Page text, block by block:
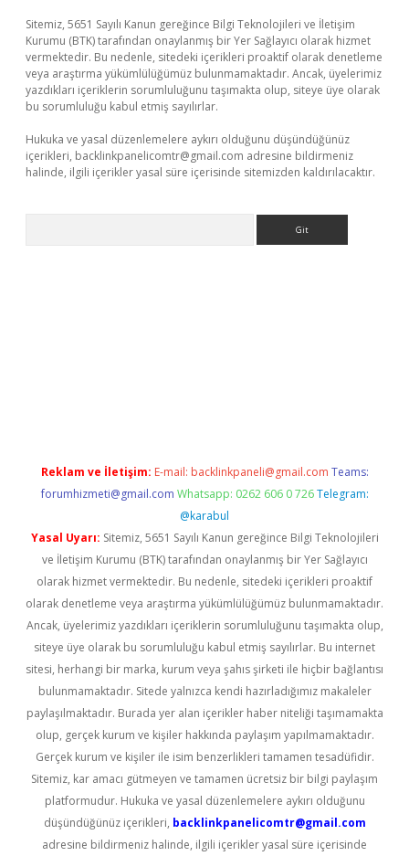
Sitemiz, 5651 Sayılı Kanun gereğince Bilgi Teknolojileri ve İletişim
Kurumu (BTK) tarafından onaylanmış bir Yer Sağlayıcı olarak hizmet
vermektedir. Bu nedenle, sitedeki içerikleri proaktif olarak denetleme
veya araştırma yükümlülüğümüz bulunmamaktadır. Ancak, üyelerimiz
yazdıkları içeriklerin sorumluluğunu taşımakta olup, siteye üye olarak
bu sorumluluğu kabul etmiş sayılırlar.
Hukuka ve yasal düzenlemelere aykırı olduğunu düşündüğünüz
içerikleri, backlinkpanelicomtr@gmail.com adresine bildirmeniz
halinde, ilgili içerikler yasal süre içerisinde sitemizden kaldırılacaktır.
Reklam ve İletişim: E-mail: backlinkpaneli@gmail.com Teams:
forumhizmeti@gmail.com Whatsapp: 0262 606 0 726 Telegram:
@karabul
Yasal Uyarı: Sitemiz, 5651 Sayılı Kanun gereğince Bilgi Teknolojileri
ve İletişim Kurumu (BTK) tarafından onaylanmış bir Yer Sağlayıcı
olarak hizmet vermektedir. Bu nedenle, sitedeki içerikleri proaktif
olarak denetleme veya araştırma yükümlülüğümüz bulunmamaktadır.
Ancak, üyelerimiz yazdıkları içeriklerin sorumluluğunu taşımakta olup,
siteye üye olarak bu sorumluluğu kabul etmiş sayılırlar. Bu internet
sitesi, herhangi bir marka, kurum veya şahıs şirketi ile hiçbir bağlantısı
bulunmamaktadır. Sitede yalnızca kendi hazırladığımız makaleler
paylaşılmaktadır. Burada yer alan içerikler haber niteliği taşımamakta
olup, gerçek kurum ve kişiler hakkında paylaşım yapılmamaktadır.
Gerçek kurum ve kişiler ile isim benzerlikleri tamamen tesadüfidir.
Sitemiz, kar amacı gütmeyen ve tamamen ücretsiz bir bilgi paylaşım
platformudur. Hukuka ve yasal düzenlemelere aykırı olduğunu
düşündüğünüz içerikleri, backlinkpanelicomtr@gmail.com
adresine bildirmeniz halinde, ilgili içerikler yasal süre içerisinde